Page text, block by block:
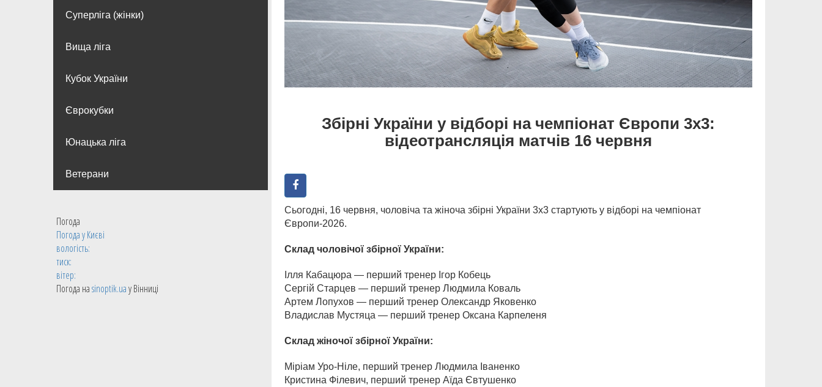
Суперліга (жінки)
Вища лiга
Кубок України
Єврокубки
Юнацька ліга
Ветерани
Погода
Погода уКиєві
вологість:
тиск:
вітер:
Погода наsinoptik.uaу Вінниці
Збірні України у відборі на чемпіонат Європи 3х3:
відеотрансляція матчів 16 червня
Сьогодні, 16 червня, чоловіча та жіноча збірні України 3х3 стартують у відборі на чемпіонат
Європи-2026.
Склад чоловічої збірної України:
Ілля Кабацюра — перший тренер Ігор Кобець
Сергій Старцев — перший тренер Людмила Коваль
Артем Лопухов — перший тренер Олександр Яковенко
Владислав Мустяца — перший тренер Оксана Карпеленя
Склад жіночої збірної України:
Міріам Уро-Ніле, перший тренер Людмила Іваненко
Кристина Філевич, перший тренер Аїда Євтушенко